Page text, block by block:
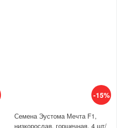
-15%
Семена Эустома Мечта F1,
низкорослая, горшечная, 4 шт/